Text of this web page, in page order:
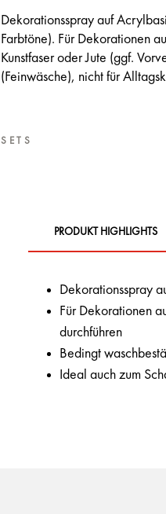
Dekorationsspray auf
Farbtöne). Für Dekorationen
Kunstfaser oder Jute (ggf.
(Feinwäsche), nicht für
SETS
PRODUKT HIGHLIGHTS
Dekorationsspray
Für Dekorationen
durchführen
Bedingt
Ideal auch zum